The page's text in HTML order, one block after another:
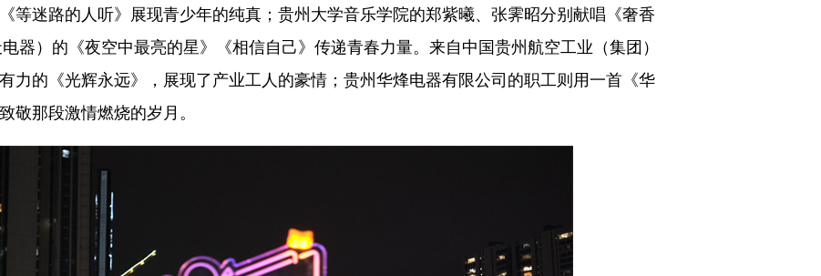
等迷路的人听》展现青少年的纯真；贵州大学音乐学院的郑紫曦、张霁昭分别献唱《奢香
器）的《夜空中最亮的星》《相信自己》传递青春力量。来自中国贵州航空工业（集团）
力的《光辉永远》，展现了产业工人的豪情；贵州华烽电器有限公司的职工则用一首《华
敬那段激情燃烧的岁月。